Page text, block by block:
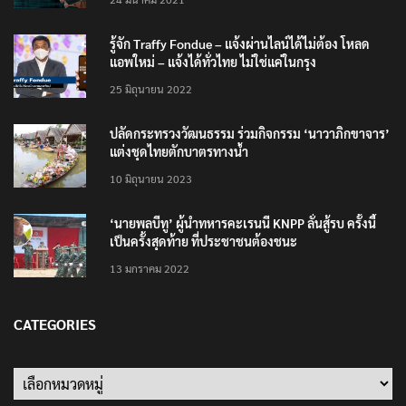
รู้จัก Traffy Fondue – แจ้งผ่านไลน์ได้ไม่ต้อง โหลด
แอพใหม่ – แจ้งได้ทั่วไทย ไม่ใช่แค่ในกรุง
25 มิถุนายน 2022
ปลัดกระทรวงวัฒนธรรม ร่วมกิจกรรม ‘นาวาภิกขาจาร’
แต่งชุดไทยตักบาตรทางน้ำ
10 มิถุนายน 2023
‘นายพลบีทู’ ผู้นำทหารคะเรนนี KNPP ลั่นสู้รบ ครั้งนี้
เป็นครั้งสุดท้าย ที่ประชาชนต้องชนะ
13 มกราคม 2022
CATEGORIES
Categories